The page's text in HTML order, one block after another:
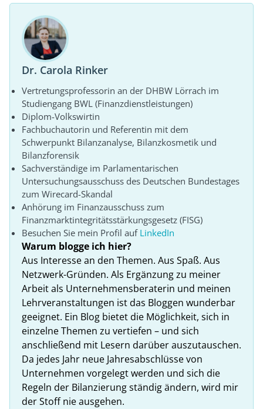
Dr. Carola Rinker
Vertretungsprofessorin an der DHBW Lörrach im
Studiengang BWL (Finanzdienstleistungen)
Diplom-Volkswirtin
Fachbuchautorin und Referentin mit dem
Schwerpunkt Bilanzanalyse, Bilanzkosmetik und
Bilanzforensik
Sachverständige im Parlamentarischen
Untersuchungsausschuss des Deutschen Bundestages
zum Wirecard-Skandal
Anhörung im Finanzausschuss zum
Finanzmarktintegritätsstärkungsgesetz (FISG)
Besuchen Sie mein Profil auf LinkedIn
Warum blogge ich hier?
Aus Interesse an den Themen. Aus Spaß. Aus
Netzwerk-Gründen. Als Ergänzung zu meiner
Arbeit als Unternehmensberaterin und meinen
Lehrveranstaltungen ist das Bloggen wunderbar
geeignet. Ein Blog bietet die Möglichkeit, sich in
einzelne Themen zu vertiefen – und sich
anschließend mit Lesern darüber auszutauschen.
Da jedes Jahr neue Jahresabschlüsse von
Unternehmen vorgelegt werden und sich die
Regeln der Bilanzierung ständig ändern, wird mir
der Stoff nie ausgehen.